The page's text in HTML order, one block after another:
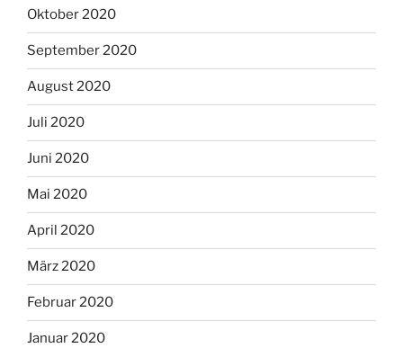
Oktober 2020
September 2020
August 2020
Juli 2020
Juni 2020
Mai 2020
April 2020
März 2020
Februar 2020
Januar 2020